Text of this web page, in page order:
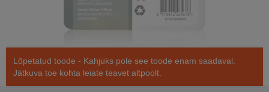
Lõpetatud toode - Kahjuks pole see toode enam saadaval.
Jätkuva toe kohta leiate teavet altpoolt.